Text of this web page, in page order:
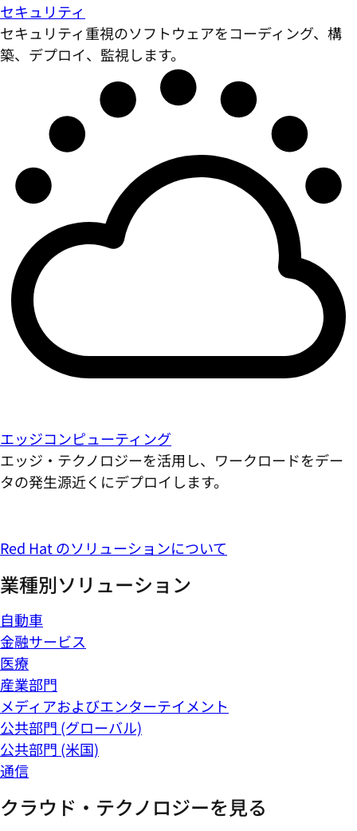
セキュリティ
セキュリティ重視のソフトウェアをコーディング、構
築、デプロイ、監視します。
エッジコンピューティング
エッジ・テクノロジーを活用し、ワークロードをデー
タの発生源近くにデプロイします。
Red Hat のソリューションについて
業種別ソリューション
自動車
金融サービス
医療
産業部門
メディアおよびエンターテイメント
公共部門 (グローバル)
公共部門 (米国)
通信
クラウド・テクノロジーを見る